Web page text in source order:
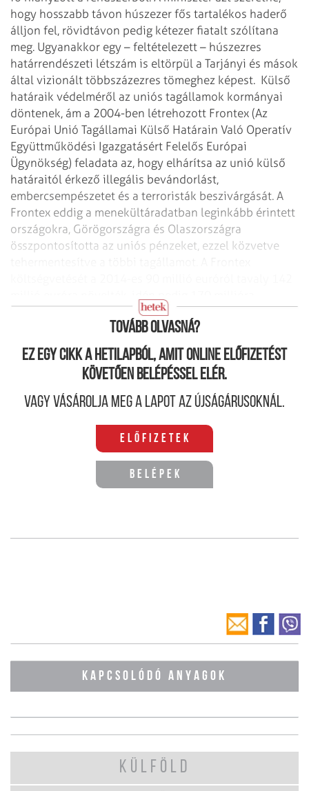
hogy hosszabb távon húszezer fős tartalékos haderő
álljon fel, rövidtávon pedig kétezer fiatalt szólítana
meg. Ugyanakkor egy – feltételezett – húszezres
határrendészeti létszám is eltörpül a Tarjányi és mások
által vizionált többszázezres tömeghez képest. Külső
határaik védelméről az uniós tagállamok kormányai
döntenek, ám a 2004-ben létrehozott Frontex (Az
Európai Unió Tagállamai Külső Határain Való Operatív
Együttműködési Igazgatásért Felelős Európai
Ügynökség) feladata az, hogy elhárítsa az unió külső
határaitól érkező illegális bevándorlást,
embercsempészetet és a terroristák beszivárgását. A
Frontex eddig a menekültáradatban leginkább érintett
országokra, Görögországra és Olaszországra
összpontosította az uniós pénzeket, ezzel közvetve
tervezik növelni.
Tovább olvasná?
Ez egy cikk a hetilapból, amit online előfizetést
követően belépéssel elér.
Vagy vásárolja meg a lapot az újságárusoknál.
Előfizetek
Belépek
KAPCSOLÓDÓ ANYAGOK
KÜLFÖLD